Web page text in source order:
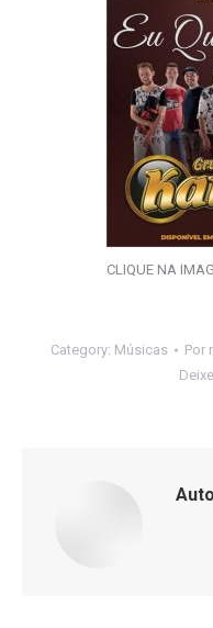
CLIQUE NA
Category: Músicas Por